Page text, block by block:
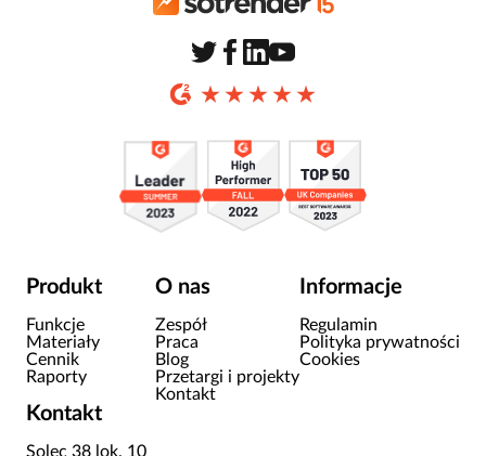
Produkt
Funkcje
Materiały
Cennik
Raporty
O nas
Zespół
Praca
Blog
Przetargi i projekty
Kontakt
Informacje
Regulamin
Polityka prywatności
Cookies
Kontakt
Solec 38 lok. 10